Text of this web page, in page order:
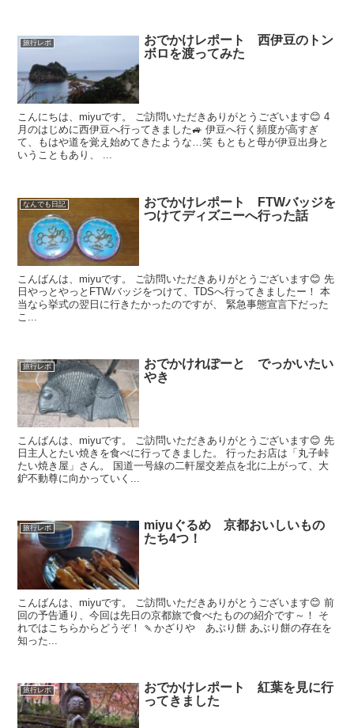
旅行レポ
おでかけレポート 西伊豆のトン
ボロを渡ってみた
こんにちは、miyuです。 ご訪問いただきありがとうございます😊 4
月のはじめに西伊豆へ行ってきました🚙 伊豆へ行く頻度が高すぎ
て、もはや道を覚え始めてきたような…笑 もともと母が伊豆出身と
いうこともあり、 ...
なんでも日記
おでかけレポート FTWバッジを
つけてディズニーへ行った話
こんばんは、miyuです。 ご訪問いただきありがとうございます😊 先
日やっとやっとFTWバッジをつけて、TDSへ行ってきましたー！ 本
当なら挙式の翌日に行きたかったのですが、 緊急事態宣言下だった
こ...
旅行レポ
おでかけれぽーと でっかいたい
やき
こんばんは、miyuです。 ご訪問いただきありがとうございます😊 先
日主人とたい焼きを食べに行ってきました。 行ったお店は「丸子峠
たい焼き屋」さん。 国道一号線の二軒屋交差点を北に上がって、大
鈩不動尊に向かっていく...
旅行レポ
miyuぐるめ 京都おいしいもの
たち4つ！
こんばんは、miyuです。 ご訪問いただきありがとうございます😊 前
回の予告通り、今回は先日の京都旅で食べたものの紹介です～！ そ
れではこちらからどうぞ！ 🍡かざりや あぶり餅 あぶり餅の存在を
知った...
旅行レポ
おでかけレポート 紅葉を見に行
ってきました